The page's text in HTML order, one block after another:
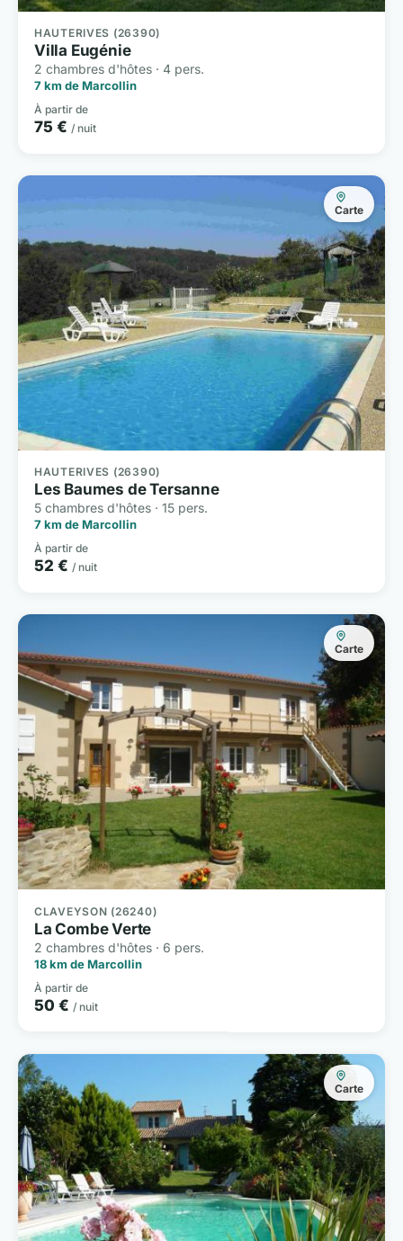
HAUTERIVES (26390)
Villa Eugénie
2 chambres d'hôtes · 4 pers.
7 km de Marcollin
À partir de
75 € / nuit
Carte
HAUTERIVES (26390)
Les Baumes de Tersanne
5 chambres d'hôtes · 15 pers.
7 km de Marcollin
À partir de
52 € / nuit
Carte
CLAVEYSON (26240)
La Combe Verte
2 chambres d'hôtes · 6 pers.
18 km de Marcollin
À partir de
50 € / nuit
Carte